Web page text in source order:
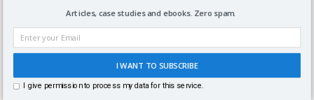
I WANT TO SUBSCRIBE
I give permission to process my data for this service.
Articles, case studies and ebooks. Zero spam.